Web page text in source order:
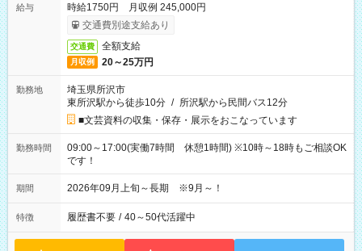
給与
時給1750円 月収例 245,000円
交通費別途支給あり
交通費 全額支給
月収例 20～25万円
勤務地
埼玉県所沢市
東所沢駅から徒歩10分 / 所沢駅から民間バス12分
■文芸資料の収集・保存・展示をおこなっています
勤務時間
09:00～17:00(実働7時間 休憩1時間) ※10時～18時もご相談OK
です！
期間 2026年09月上旬～長期 ※9月～！
特徴 履歴書不要 / 40～50代活躍中